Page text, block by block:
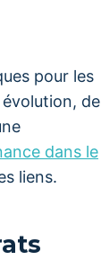
pour les
de
dans le
liens.